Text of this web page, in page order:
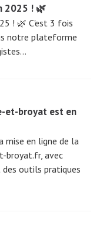
2025 ! 🌿
! 🌿 C'est 3 fois
notre plateforme
et-broyat est en
mise en ligne de la
broyat.fr, avec
outils pratiques